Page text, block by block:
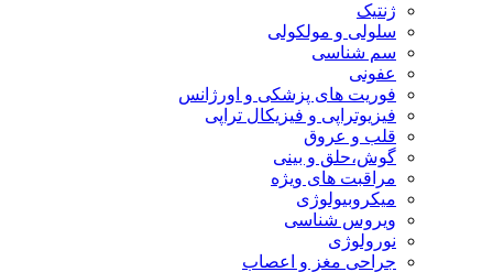
ژنتیک
سلولی و مولکولی
سم شناسی
عفونی
فوریت های پزشکی و اورژانس
فیزیوتراپی و فیزیکال تراپی
قلب و عروق
گوش،حلق و بینی
مراقبت های ویژه
میکروبیولوژی
ویروس شناسی
نورولوژی
جراحی مغز و اعصاب